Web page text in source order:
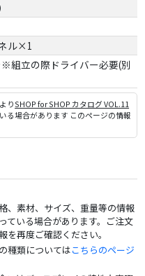
ル×1
組立の際ドライバー必要(別
りSHOP for SHOP カタログ VOL.11
る場合があります このページの情報
、素材、サイズ、重量等の情報
ている場合があります。ご注文
再度ご確認ください。
種類についてはこちらのページ